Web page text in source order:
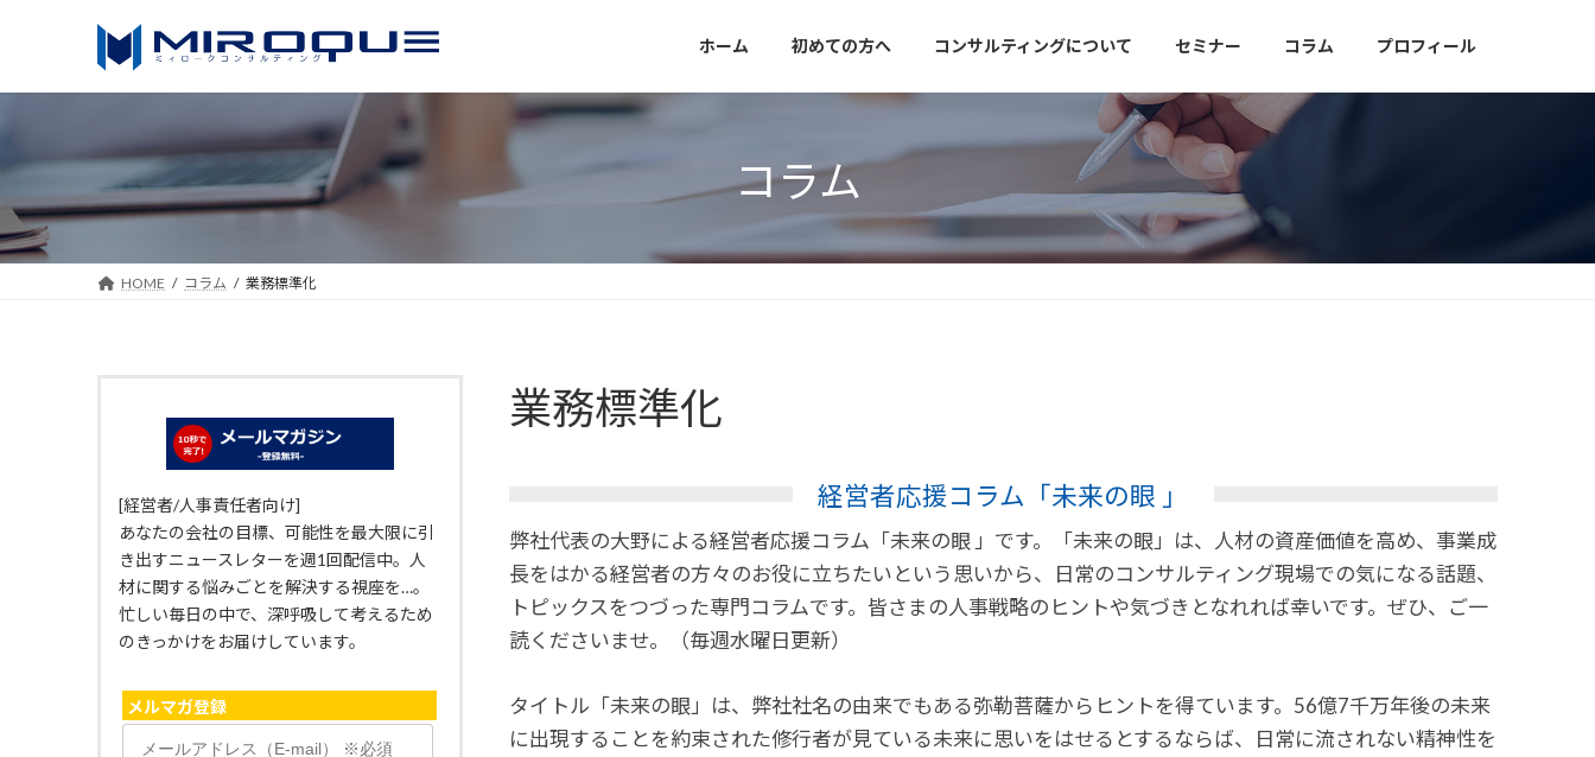
へ
ス
キ
ッ
ョ
ン
に
移
ホーム 初めての方へ コンサルティングについて セミナー コラム プロフィール
コラム
HOME コラム 業務標準化
業務標準化
経営者応援コラム「未来の眼 」
弊社代表の大野による経営者応援コラム「未来の眼 」です。「未来の眼」は、人材の資産価値を高め、事業成
長をはかる経営者の方々のお役に立ちたいという思いから、日常のコンサルティング現場での気になる話題、
トピックスをつづった専門コラムです。皆さまの人事戦略のヒントや気づきとなれれば幸いです。ぜひ、ご一
読くださいませ。（毎週水曜日更新）
タイトル「未来の眼」は、弊社社名の由来でもある弥勒菩薩からヒントを得ています。56億7千万年後の未来
に出現することを約束された修行者が見ている未来に思いをはせるとするならば、日常に流されない精神性を
[経営者/人事責任者向け]
あなたの会社の目標、可能性を最大限に引
き出すニュースレターを週1回配信中。人
材に関する悩みごとを解決する視座を…。
忙しい毎日の中で、深呼吸して考えるため
のきっかけをお届けしています。
メルマガ登録